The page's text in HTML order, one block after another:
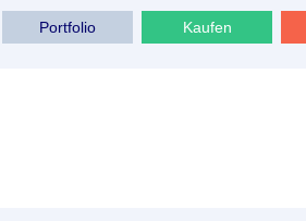
Kaufen
Portfolio